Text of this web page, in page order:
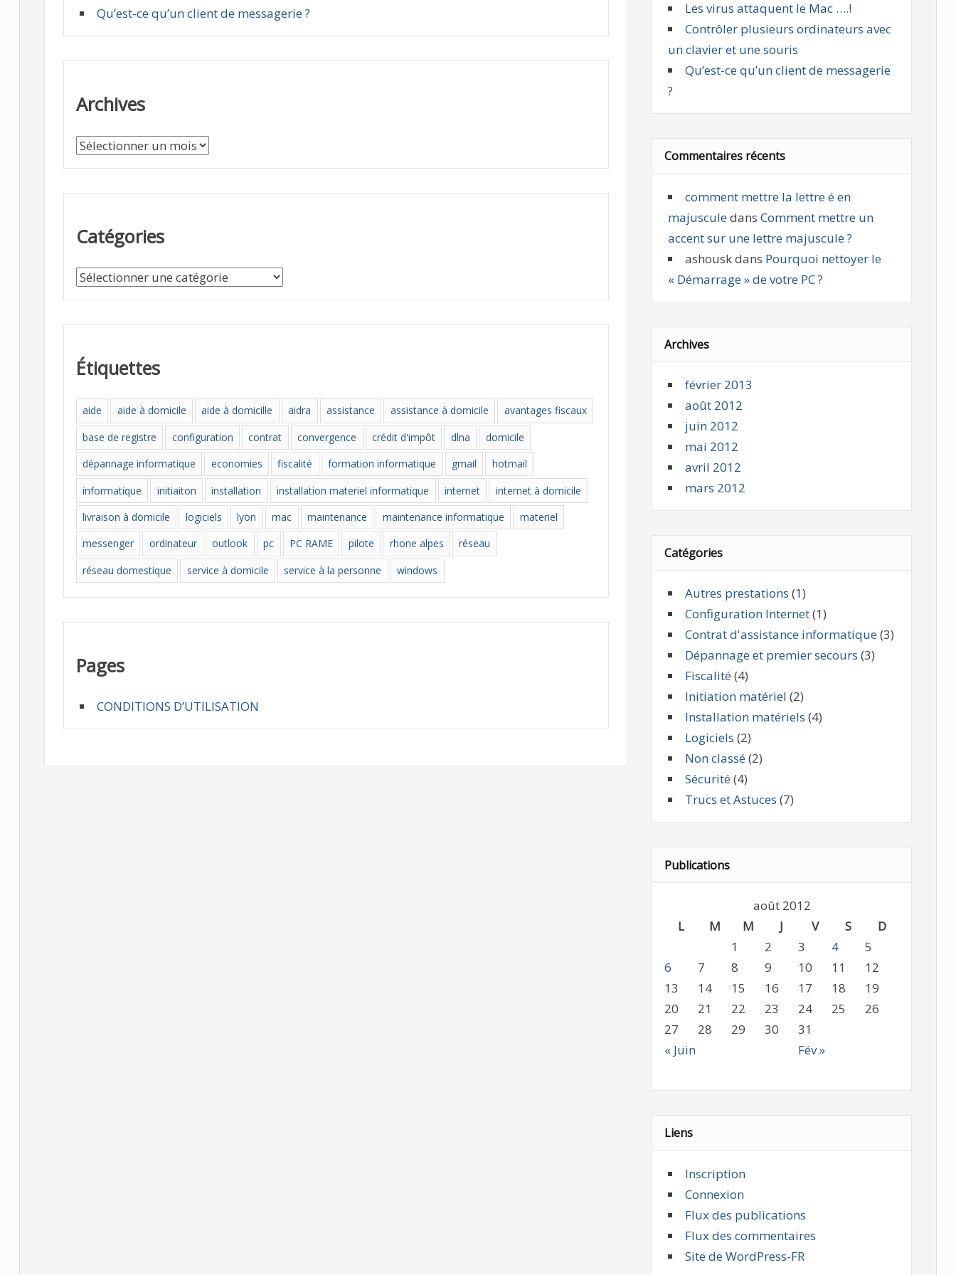
Qu’est-ce qu’un client de messagerie ?
Archives
A
r
i
v
e
s
Catégories
C
a
g
o
r
i
Étiquettes
aide aide à domicile aide à domicille aidra assistance assistance à domicile
avantages fiscaux
base de registre
configuration contrat convergence crédit d'impôt dlna
domicile
dépannage informatique
economies fiscalité formation informatique gmail
hotmail
informatique
initiaiton installation installation materiel informatique internet
internet à domicile
livraison à domicile
logiciels lyon mac maintenance maintenance informatique
materiel
messenger
ordinateur outlook pc PC RAME pilote rhone alpes
réseau
réseau domestique
service à domicile service à la personne windows
Pages
CONDITIONS D’UTILISATION
Les virus attaquent le Mac ….!
Contrôler plusieurs ordinateurs avec
un clavier et une souris
Qu’est-ce qu’un client de messagerie
?
Commentaires récents
comment mettre la lettre é en
majusculedansComment mettre un
accent sur une lettre majuscule ?
ashouskdans Pourquoi nettoyer le
« Démarrage » de votre PC ?
Archives
février 2013
août 2012
juin 2012
mai 2012
avril 2012
mars 2012
Catégories
Autres prestations (1)
Configuration Internet(1)
Contrat d'assistance informatique(3)
Dépannage et premier secours (3)
Fiscalité(4)
Initiation matériel (2)
Installation matériels (4)
Logiciels (2)
Non classé(2)
Sécurité(4)
Trucs et Astuces (7)
Publications
août 2012
L
M M J V S D
« Juin Fév »
1 2 3 4
5
6
7 8 9 10 11
12
13
14 15 16 17 18
19
20
21 22 23 24 25
26
27
28 29 30 31
Liens
Inscription
Connexion
Flux des publications
Flux des commentaires
Site de WordPress-FR